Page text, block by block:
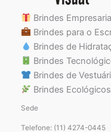
Brindes
Brindes para o
Brindes de
Brindes
Brindes de
Brindes
Sede
Telefone: (11) 4274-0445